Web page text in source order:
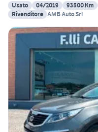
Usato
04/2019 93500 Km
Rivenditore AMB Auto Srl